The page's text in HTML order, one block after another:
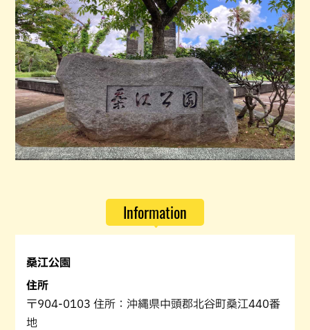
Information
桑江公園
住所
〒904-0103 住所：沖縄県中頭郡北谷町桑江440番
地